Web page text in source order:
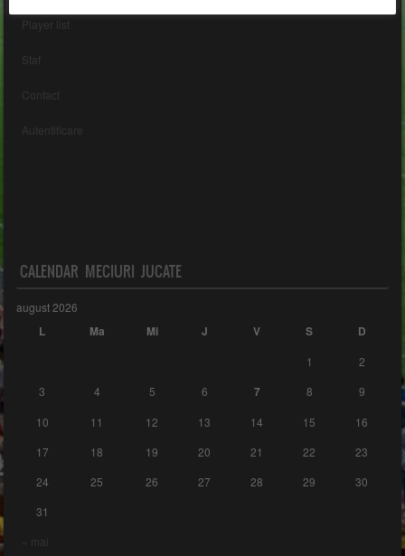
Player list
Staf
Contact
Autentificare
CALENDAR MECIURI JUCATE
august 2026
L Ma Mi J V S D
« mai
1
2
3
4 5 6 7 8
9
10
11 12 13 14 15
16
17
18 19 20 21 22
23
24
25 26 27 28 29
30
31